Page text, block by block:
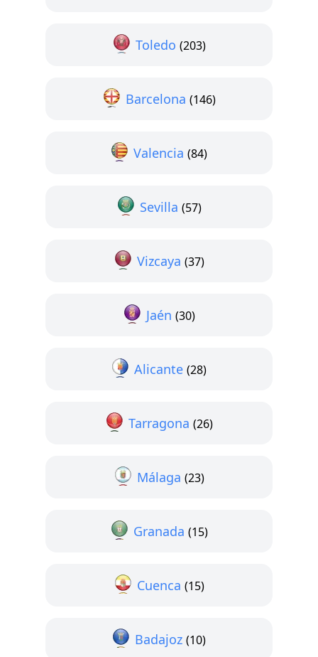
Toledo (203)
Barcelona (146)
Valencia (84)
Sevilla (57)
Vizcaya (37)
Jaén (30)
Alicante (28)
Tarragona (26)
Málaga (23)
Granada (15)
Cuenca (15)
Badajoz (10)